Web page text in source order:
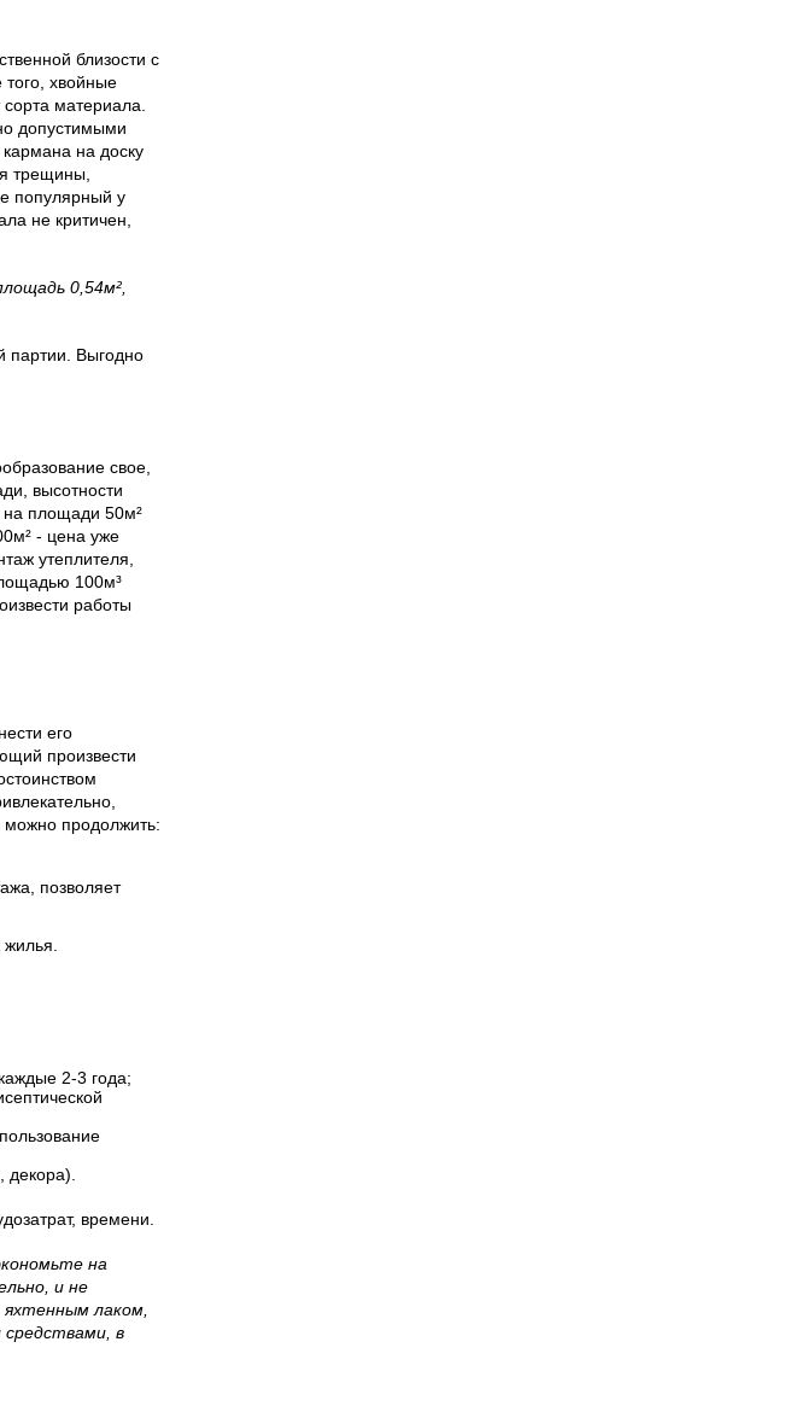
близости с
хвойные
материала.
допустимыми
на доску
трещины,
популярный у
не критичен,
0,54м²,
партии. Выгодно
свое,
высотности
на площади 50м²
- цена уже
утеплителя,
100м³
работы
его
произвести
можно продолжить:
позволяет
2-3 года;
времени.
на
и не
лаком,
в